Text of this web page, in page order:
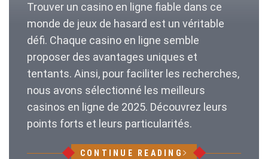
Trouver un casino en ligne fiable dans ce
monde de jeux de hasard est un véritable
défi. Chaque casino en ligne semble
proposer des avantages uniques et
tentants. Ainsi, pour faciliter les recherches,
nous avons sélectionné les meilleurs
casinos en ligne de 2025. Découvrez leurs
points forts et leurs particularités.
CONTINUE READING